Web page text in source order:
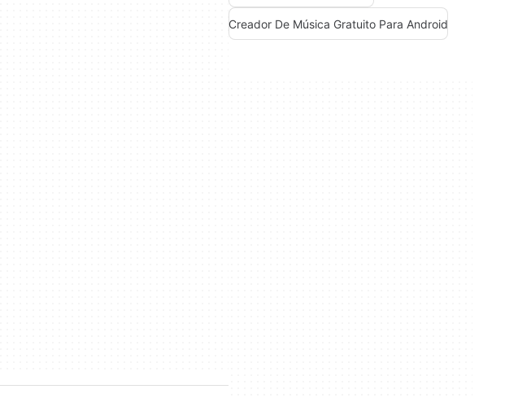
Creador De Música Gratuito Para Android